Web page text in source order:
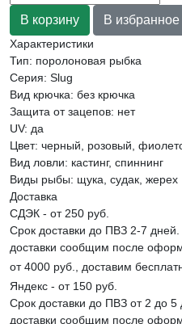
Характеристики
Тип: поролоновая рыбка
Серия: Slug
Вид крючка: без крючка
Защита от зацепов: нет
UV: да
Цвет: черный, розовый,
Вид ловли: кастинг, спиннинг
Виды рыбы: щука, судак, жерех
Доставка
СДЭК - от 250 руб.
Срок доставки до ПВЗ 2-7
доставки сообщим после
от 4000 руб., доставим
Яндекс - от 150 руб.
Срок доставки до ПВЗ от 2 до
доставки сообщим после